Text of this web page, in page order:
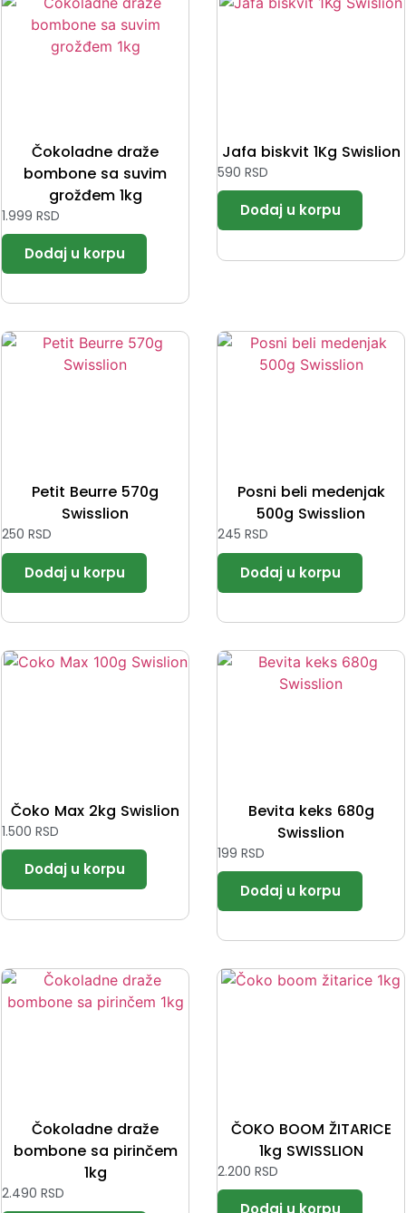
Čokoladne draže
bombone sa suvim
grožđem 1kg
1.999 RSD
Jafa biskvit 1Kg Swislion
590 RSD
Petit Beurre 570g
Swisslion
250 RSD
Posni beli medenjak
500g Swisslion
245 RSD
Čoko Max 2kg Swislion
1.500 RSD
Bevita keks 680g
Swisslion
199 RSD
Čokoladne draže
bombone sa pirinčem
1kg
2.490 RSD
ČOKO BOOM ŽITARICE
1kg SWISSLION
2.200 RSD